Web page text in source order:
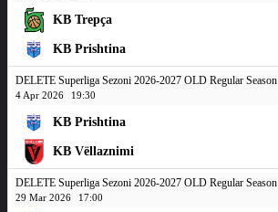
KB Trepça
KB Prishtina
DELETE Superliga Sezoni 2026-2027 OLD Regular Season
4 Apr 2026 19:30
KB Prishtina
KB Vëllaznimi
DELETE Superliga Sezoni 2026-2027 OLD Regular Season
29 Mar 2026 17:00